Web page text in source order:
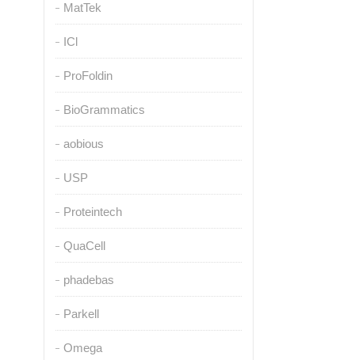
MatTek
ICl
ProFoldin
BioGrammatics
aobious
USP
Proteintech
QuaCell
phadebas
Parkell
Omega